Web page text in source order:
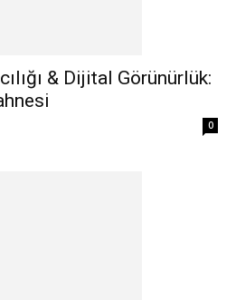
& Dijital Görünürlük:
0